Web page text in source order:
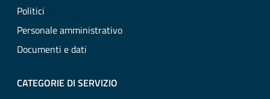
Politici
Personale amministrativo
Documenti e dati
CATEGORIE DI SERVIZIO